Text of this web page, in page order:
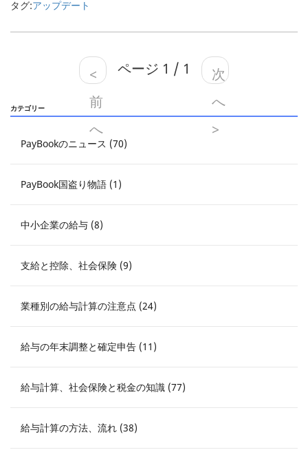
タグ:アップデート
<
前
へ
ページ 1 / 1
次
へ
>
カテゴリー
PayBookのニュース (70)
PayBook国盗り物語 (1)
中小企業の給与 (8)
支給と控除、社会保険 (9)
業種別の給与計算の注意点 (24)
給与の年末調整と確定申告 (11)
給与計算、社会保険と税金の知識 (77)
給与計算の方法、流れ (38)